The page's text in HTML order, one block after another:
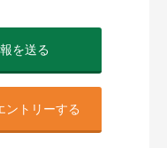
を送る
ントリーする